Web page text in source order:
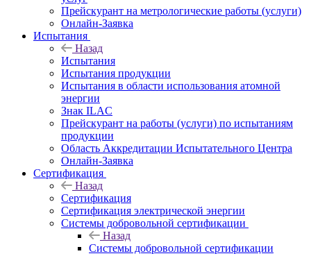
Прейскурант на метрологические работы (услуги)
Онлайн-Заявка
Испытания
Назад
Испытания
Испытания продукции
Испытания в области использования атомной
энергии
Знак ILAC
Прейскурант на работы (услуги) по испытаниям
продукции
Область Аккредитации Испытательного Центра
Онлайн-Заявка
Сертификация
Назад
Сертификация
Сертификация электрической энергии
Системы добровольной сертификации
Назад
Системы добровольной сертификации